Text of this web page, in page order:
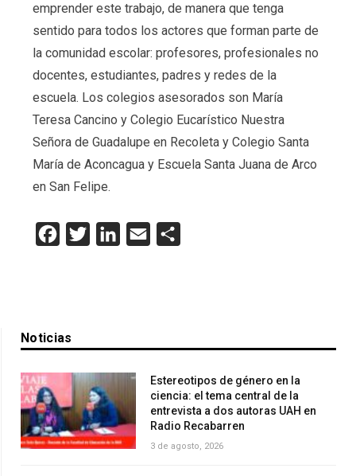
emprender este trabajo, de manera que tenga
sentido para todos los actores que forman parte de
la comunidad escolar: profesores, profesionales no
docentes, estudiantes, padres y redes de la
escuela. Los colegios asesorados son María
Teresa Cancino y Colegio Eucarístico Nuestra
Señora de Guadalupe en Recoleta y Colegio Santa
María de Aconcagua y Escuela Santa Juana de Arco
en San Felipe.
Facebook
Twitter LinkedInEmail
Noticias
Estereotipos de género en la
ciencia: el tema central de la
entrevista a dos autoras UAH en
Radio Recabarren
3 de agosto, 2026